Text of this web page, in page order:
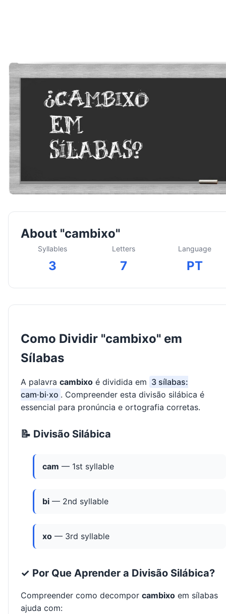
About "cambixo"
Syllables
3
Letters
7
Language
PT
Como Dividir "cambixo" em
Sílabas
A palavra cambixo é dividida em 3 sílabas:
cam·bi·xo . Compreender esta divisão silábica é
essencial para pronúncia e ortografia corretas.
📝 Divisão Silábica
cam — 1st syllable
bi — 2nd syllable
xo — 3rd syllable
✓ Por Que Aprender a Divisão Silábica?
Compreender como decompor cambixo em sílabas
ajuda com: